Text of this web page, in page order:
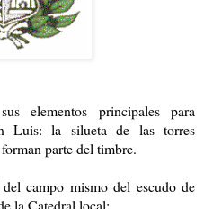
elementos principales para
Luis: la silueta de las torres
parte del timbre.
campo mismo del escudo de